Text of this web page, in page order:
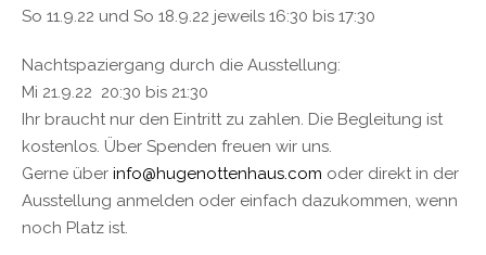
So 11.9.22 und So 18.9.22 jeweils 16:30 bis 17:30
Nachtspaziergang durch die Ausstellung:
Mi 21.9.22 20:30 bis 21:30
Ihr braucht nur den Eintritt zu zahlen. Die Begleitung ist
kostenlos. Über Spenden freuen wir uns.
Gerne über info@hugenottenhaus.com oder direkt in der
Ausstellung anmelden oder einfach dazukommen, wenn
noch Platz ist.